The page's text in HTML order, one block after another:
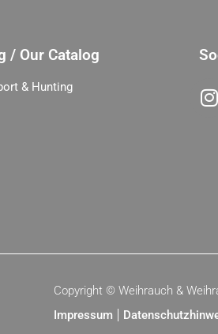
/ Our Catalog
& Hunting
Copyright © Weihrauch &
Impressum